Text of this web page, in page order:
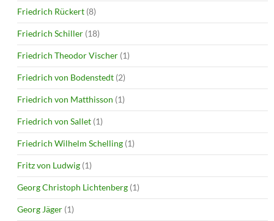
Friedrich Rückert (8)
Friedrich Schiller (18)
Friedrich Theodor Vischer (1)
Friedrich von Bodenstedt (2)
Friedrich von Matthisson (1)
Friedrich von Sallet (1)
Friedrich Wilhelm Schelling (1)
Fritz von Ludwig (1)
Georg Christoph Lichtenberg (1)
Georg Jäger (1)